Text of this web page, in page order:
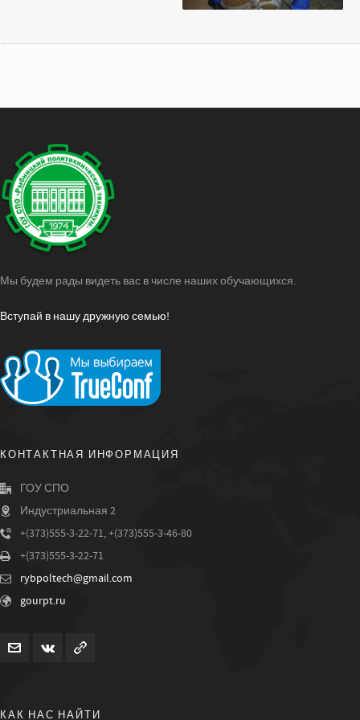
Мы будем рады видеть вас в числе наших обучающихся.
Вступай в нашу дружную семью!
КОНТАКТНАЯ ИНФОРМАЦИЯ
ГОУ СПО
Индустриальная 2
+(373)555-3-22-71, +(373)555-3-46-80
+(373)555-3-22-71
rybpoltech@gmail.com
gourpt.ru
КАК НАС НАЙТИ